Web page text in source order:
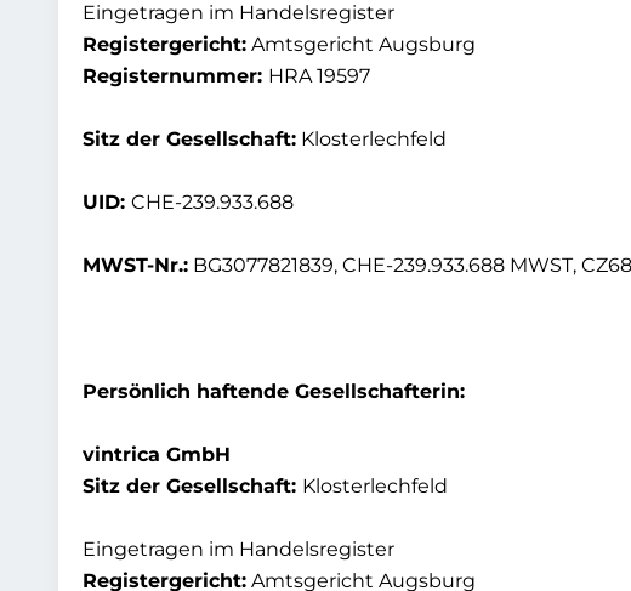
Eingetragen im Handelsregister
Registergericht: Amtsgericht Augsburg
Registernummer: HRA 19597
Sitz der Gesellschaft: Klosterlechfeld
UID: CHE-239.933.688
MWST-Nr.: BG3077821839, CHE-239.933.688 MWST,
Persönlich haftende Gesellschafterin:
vintrica GmbH
Sitz der Gesellschaft: Klosterlechfeld
Eingetragen im Handelsregister
Registergericht: Amtsgericht Augsburg